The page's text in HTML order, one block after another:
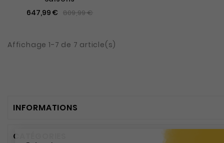
647,99 € 809,99 €
Affichage 1-7 de 7 article(s)
INFORMATIONS
CATÉGORIES